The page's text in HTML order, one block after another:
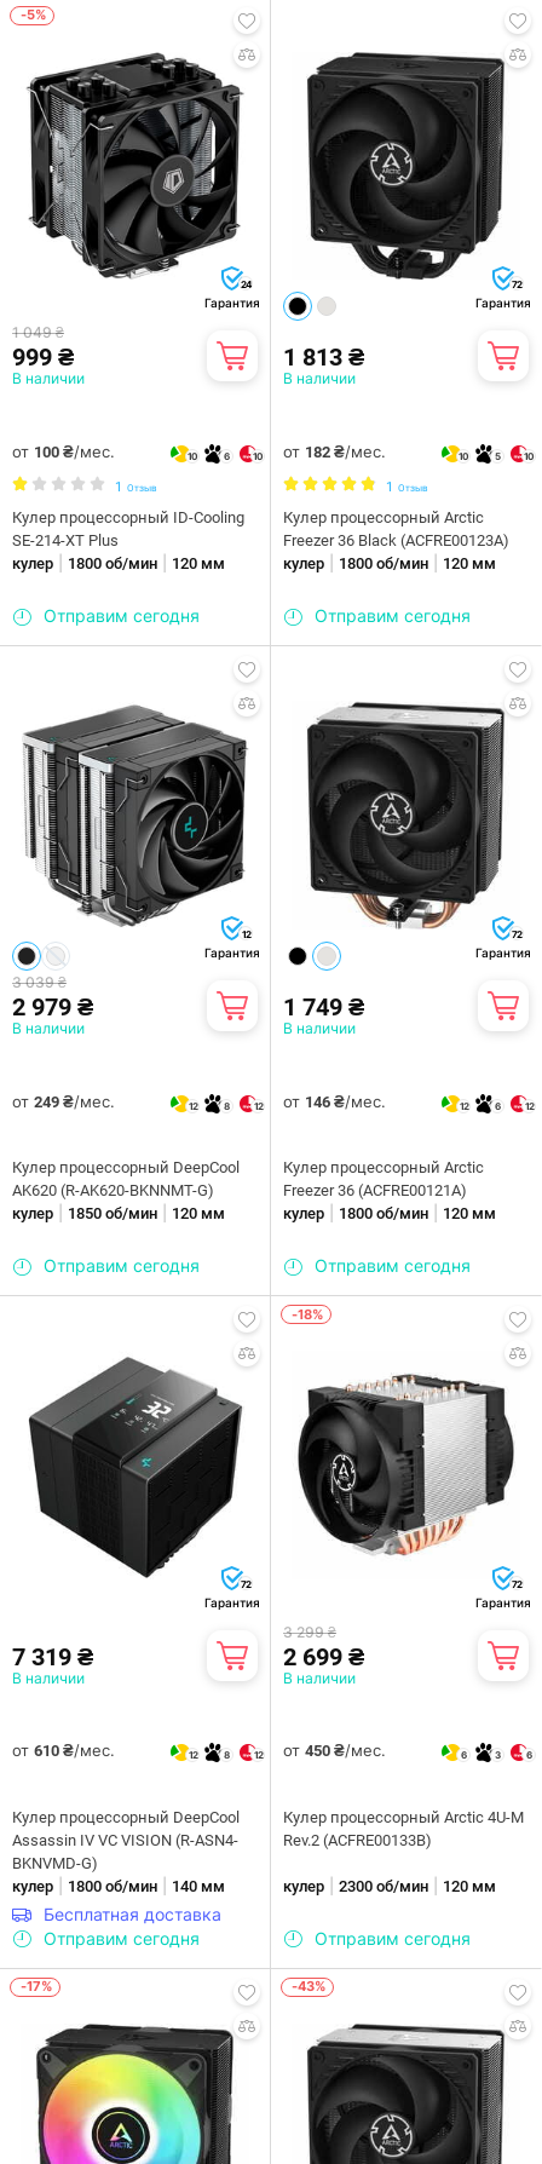
-5%
24
Гарантия
1 049 ₴
999 ₴
В наличии
от 100 ₴/мес. 10 6 10
1 Отзыв
Кулер процессорный ID-Cooling
SE-214-XT Plus
кулер
1800 об/мин 120 мм
Отправим сегодня
72
Гарантия
1 813 ₴
В наличии
от 182 ₴/мес. 10 5 10
1 Отзыв
Кулер процессорный Arctic
Freezer 36 Black (ACFRE00123A)
кулер
1800 об/мин 120 мм
Отправим сегодня
12
Гарантия
3 039 ₴
2 979 ₴
В наличии
от 249 ₴/мес. 12 8 12
Кулер процессорный DeepCool
AK620 (R-AK620-BKNNMT-G)
кулер
1850 об/мин 120 мм
Отправим сегодня
72
Гарантия
1 749 ₴
В наличии
от 146 ₴/мес. 12 6 12
Кулер процессорный Arctic
Freezer 36 (ACFRE00121A)
кулер
1800 об/мин 120 мм
Отправим сегодня
72
Гарантия
7 319 ₴
В наличии
от 610 ₴/мес. 12 8 12
Кулер процессорный DeepCool
Assassin IV VC VISION (R-ASN4-
BKNVMD-G)
кулер
1800 об/мин 140 мм
Бесплатная доставка
Отправим сегодня
-18%
72
Гарантия
3 299 ₴
2 699 ₴
В наличии
от 450 ₴/мес. 6 3 6
Кулер процессорный Arctic 4U-M
Rev.2 (ACFRE00133B)
кулер 2300 об/мин 120 мм
Отправим сегодня
-17% -43%